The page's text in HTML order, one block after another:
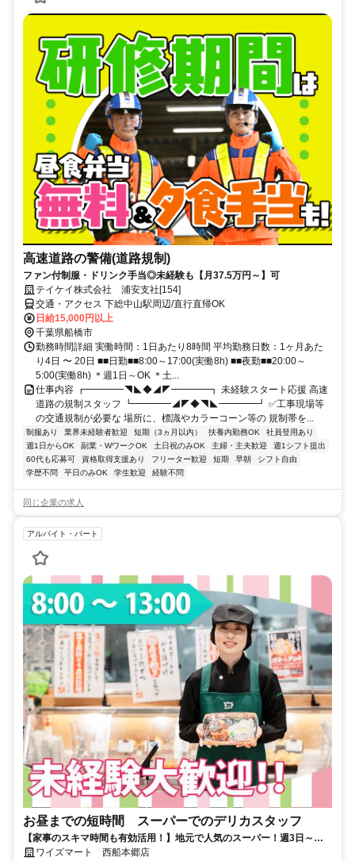
高速道路の警備(道路規制)
ファン付制服・ドリンク手当◎未経験も【月37.5万円～】可
テイケイ株式会社 浦安支社[154]
交通・アクセス 下総中山駅周辺/直行直帰OK
日給15,000円以上
千葉県船橋市
勤務時間詳細 実働時間：1日あたり8時間 平均勤務日数：1ヶ月あた
り4日 〜 20日 ■■日勤■■8:00～17:00(実働8h) ■■夜勤■■20:00～
5:00(実働8h) ＊週1日～OK ＊土...
仕事内容 ┏━━━━◥◣◆◢◤━━━━┓ 未経験スタート応援 高速
道路の規制スタッフ ┗━━━━◢◤◆◥◣━━━━┛ ✅工事現場等
の交通規制が必要な 場所に、標識やカラーコーン等の 規制帯を...
制服あり 業界未経験者歓迎 短期（3ヵ月以内） 扶養内勤務OK
社員登用あり
週1日からOK
副業・WワークOK 土日祝のみOK 主婦・主夫歓迎
週1シフト提出
60代も応募可
資格取得支援あり フリーター歓迎 短期 早朝
シフト自由
学歴不問
平日のみOK 学生歓迎 経験不問
同じ企業の求人
アルバイト・パート
お昼までの短時間 スーパーでのデリカスタッフ
【家事のスキマ時間も有効活用！】地元で人気のスーパー！週3日～＆
お昼までの短時間！従業員割引あり
ワイズマート 西船本郷店